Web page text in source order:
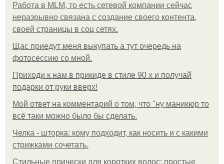
Работа в MLM, то есть сетевой компании сейчас
неразрывно связана с создание своего контента,
своей страницы в соц сетях.
Щас приедут меня выкупать а тут очередь на
фотосессию со мной.
Приходи к нам в прикиде в стиле 90 х и получай
подарки от руки вверх!
Мой ответ на комментарий о том, что "ну маникюр то
всё таки можно было бы сделать.
Челка - шторка: кому подходит, как носить и с какими
стрижками сочетать.
Стильные прически для коротких волос: простые